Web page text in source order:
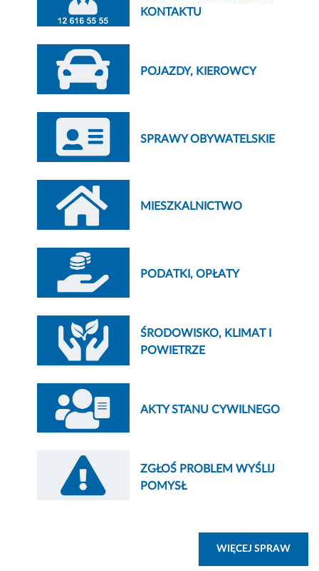
KONTAKTU
POJAZDY, KIEROWCY
SPRAWY OBYWATELSKIE
AKTY STANU CYWILNEGO
MIESZKALNICTWO
PODATKI, OPŁATY
ŚRODOWISKO, KLIMAT I
POWIETRZE
ZGŁOŚ PROBLEM WYŚLIJ
POMYSŁ
WIĘCEJ SPRAW